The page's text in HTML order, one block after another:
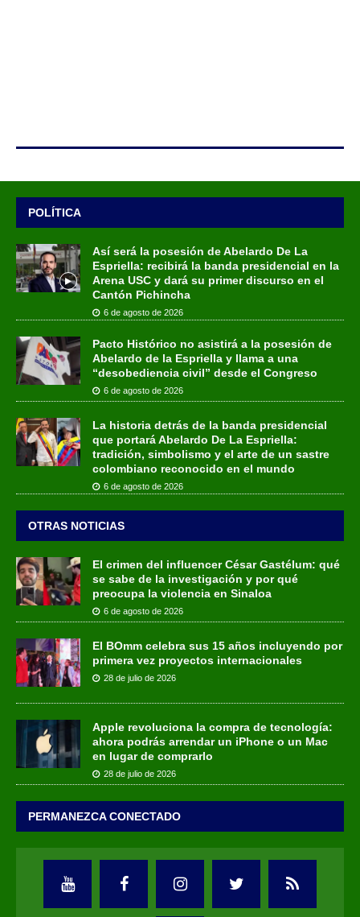
POLÍTICA
Así será la posesión de Abelardo De La
Espriella: recibirá la banda presidencial en la
Arena USC y dará su primer discurso en el
Cantón Pichincha
6 de agosto de 2026
Pacto Histórico no asistirá a la posesión de
Abelardo de la Espriella y llama a una
“desobediencia civil” desde el Congreso
6 de agosto de 2026
La historia detrás de la banda presidencial
que portará Abelardo De La Espriella:
tradición, simbolismo y el arte de un sastre
colombiano reconocido en el mundo
6 de agosto de 2026
OTRAS NOTICIAS
El crimen del influencer César Gastélum: qué
se sabe de la investigación y por qué
preocupa la violencia en Sinaloa
6 de agosto de 2026
El BOmm celebra sus 15 años incluyendo por
primera vez proyectos internacionales
28 de julio de 2026
Apple revoluciona la compra de tecnología:
ahora podrás arrendar un iPhone o un Mac
en lugar de comprarlo
28 de julio de 2026
PERMANEZCA CONECTADO